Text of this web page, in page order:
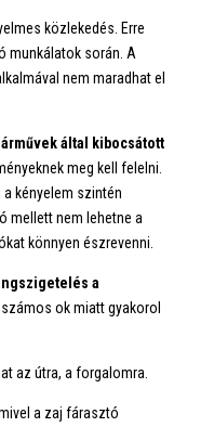
közlekedés. Erre
munkálatok során. A
nem maradhat el
által kibocsátott
meg kell felelni.
kényelem szintén
mellett nem lehetne a
könnyen észrevenni.
a
ok miatt gyakorol
az útra, a forgalomra.
a zaj fárasztó